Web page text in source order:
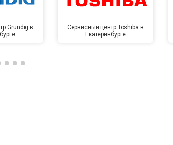
Grundig в
Сервисный центр Toshiba в
Екатеринбурге